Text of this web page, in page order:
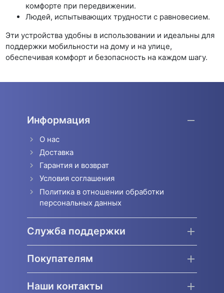
комфорте при передвижении.
Людей, испытывающих трудности с равновесием.
Эти устройства удобны в использовании и идеальны для
поддержки мобильности на дому и на улице,
обеспечивая комфорт и безопасность на каждом шагу.
Информация
О нас
Доставка
Гарантия и возврат
Условия соглашения
Политика в отношении обработки
персональных данных
Служба поддержки
Покупателям
Наши контакты